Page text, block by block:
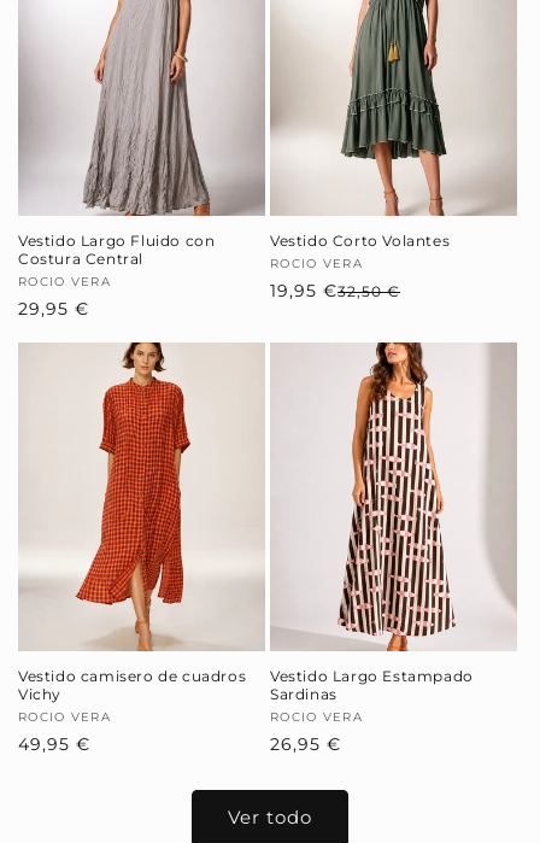
Vestido Largo Fluido con
Costura Central
Proveedor:
ROCIO VERA
Precio
29,95 €
Vestido Corto Volantes
Proveedor:
ROCIO VERA
32,50 €
oferta
19,95 €
Vestido camisero de cuadros
Vichy
Proveedor:
ROCIO VERA
Precio
49,95 €
Vestido Largo Estampado
Sardinas
Proveedor:
ROCIO VERA
Precio
26,95 €
Ver todo